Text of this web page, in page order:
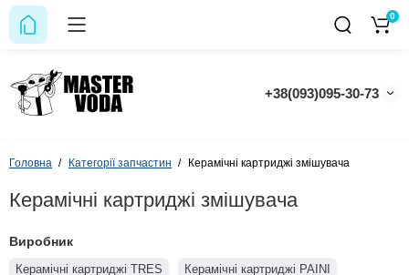
+38(093)095-30-73
0
Головна Категорії запчастин Керамічні картриджі змішувача
Керамічні картриджі змішувача
Виробник
Керамічні картриджі TRES Керамічні картриджі PAINI